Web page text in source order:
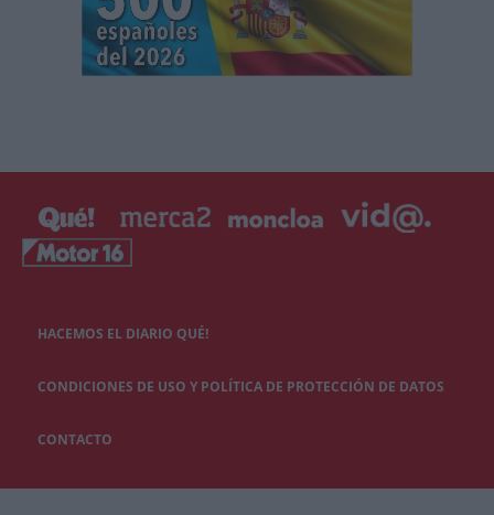
HACEMOS EL DIARIO QUÉ!
CONDICIONES DE USO Y POLÍTICA DE PROTECCIÓN DE DATOS
CONTACTO